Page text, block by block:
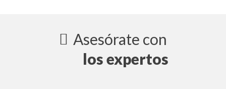
Asesórate con
los expertos